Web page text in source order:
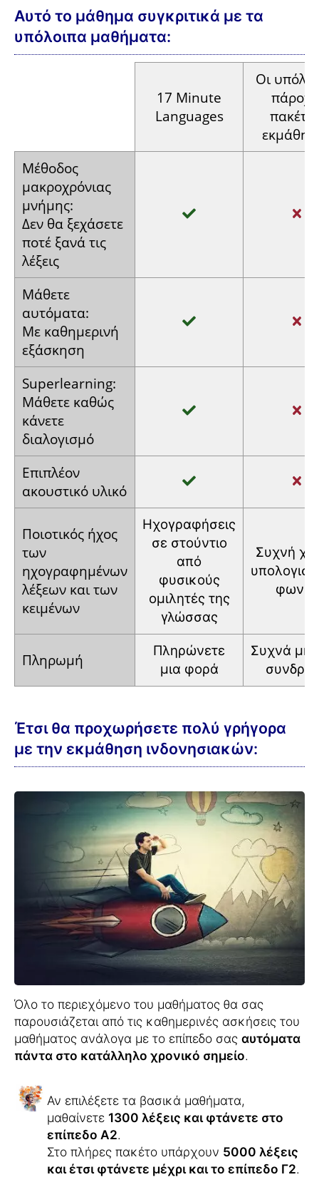
Αυτό το μάθημα συγκριτικά με τα
υπόλοιπα μαθήματα:
17 Minute
Languages
Οι
Μέθοδος
μακροχρόνιας
μνήμης:
Δεν θα ξεχάσετε
ποτέ ξανά τις
λέξεις
Μάθετε
αυτόματα:
Με καθημερινή
εξάσκηση
Super­learning:
Μάθετε καθώς
κάνετε
διαλογισμό
Επιπλέον
ακουστικό υλικό
Ποιοτικός ήχος
των
ηχογραφημένων
λέξεων και των
κειμένων
Ηχογραφήσεις
σε στούντιο
από
φυσικούς
ομιλητές της
γλώσσας
Συχνή
φωνής
Πληρωμή
Πληρώνετε
μια φορά
Συχνά
Έτσι θα προχωρήσετε πολύ γρήγορα
με την εκμάθηση ινδονησιακών:
Όλο το περιεχόμενο του μαθήματος θα σας
παρουσιάζεται από τις καθημερινές ασκήσεις του
μαθήματος ανάλογα με το επίπεδο σας αυτόματα
πάντα στο κατάλληλο χρονικό σημείο.
Αν επιλέξετε τα βασικά μαθήματα,
μαθαίνετε 1300 λέξεις και φτάνετε στο
επίπεδο Α2.
Στο πλήρες πακέτο υπάρχουν 5000 λέξεις
και έτσι φτάνετε μέχρι και το επίπεδο Γ2.